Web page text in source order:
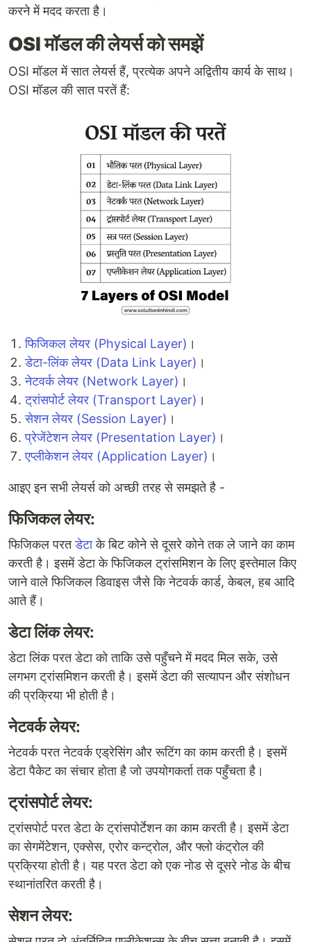
करने में मदद करता है।
OSI मॉडल की लेयर्स को समझें
OSI मॉडल में सात लेयर्स हैं, प्रत्येक अपने अद्वितीय कार्य के साथ।
OSI मॉडल की सात परतें हैं:
फिजिकल लेयर (Physical Layer) ।
डेटा-लिंक लेयर (Data Link Layer) ।
नेटवर्क लेयर (Network Layer) ।
ट्रांसपोर्ट लेयर (Transport Layer) ।
सेशन लेयर (Session Layer) ।
प्रेजेंटेशन लेयर (Presentation Layer) ।
एप्लीकेशन लेयर (Application Layer) ।
आइए इन सभी लेयर्स को अच्छी तरह से समझते है -
फिजिकल लेयर:
फिजिकल परतडेटाके बिट कोने से दूसरे कोने तक ले जाने का काम
करती है। इसमें डेटा के फिजिकल ट्रांसमिशन के लिए इस्तेमाल किए
जाने वाले फिजिकल डिवाइस जैसे कि नेटवर्क कार्ड, केबल, हब आदि
आते हैं।
डेटा लिंक लेयर:
डेटा लिंक परत डेटा को ताकि उसे पहुँचने में मदद मिल सके, उसे
लगभग ट्रांसमिशन करती है। इसमें डेटा की सत्यापन और संशोधन
की प्रक्रिया भी होती है।
नेटवर्क लेयर:
नेटवर्क परत नेटवर्क एड्रेसिंग और रूटिंग का काम करती है। इसमें
डेटा पैकेट का संचार होता है जो उपयोगकर्ता तक पहुँचता है।
ट्रांसपोर्ट लेयर:
ट्रांसपोर्ट परत डेटा के ट्रांसपोर्टेशन का काम करती है। इसमें डेटा
का सेगमेंटेशन, एक्सेस, एरोर कन्ट्रोल, और फ्लो कंट्रोल की
प्रक्रिया होती है। यह परत डेटा को एक नोड से दूसरे नोड के बीच
स्थानांतरित करती है।
सेशन लेयर: